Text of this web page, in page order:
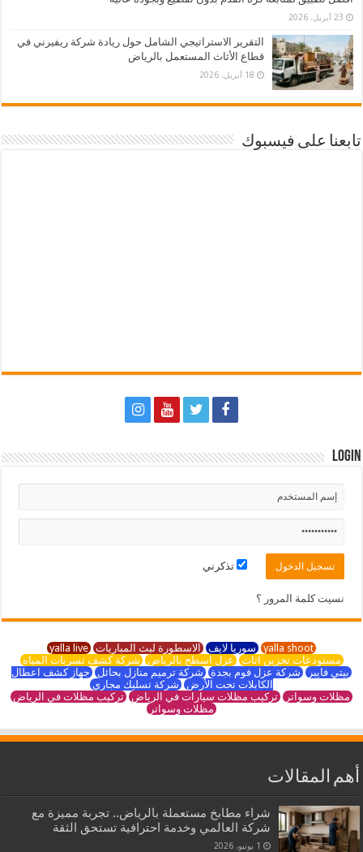
23 أبريل، 2026
التقرير الاستراتيجي الشامل حول ريادة شركة ريفيرني في
قطاع الأثاث المستعمل بالرياض
18 أبريل، 2026
تابعنا على فيسبوك
Login
تذكرني
نسيت كلمة المرور ؟
yalla shoot سوريا لايف الاسطورة لبث المباريات yalla live
مستودعات تخزين اثاث عزل اسطح بالرياض شركة كشف تسربات المياه
بيتي فايبر شركة عزل فوم بجدة شركة ترميم منازل بحائل جهاز كشف اعطال
الكابلات تحت الأرض شركة تسليك مجاري
مظلات وسواتر تركيب مظلات سيارات في الرياض تركيب مظلات في الرياض
مظلات وسواتر
أهم المقالات
شراء مطابخ مستعملة بالرياض.. تجربة مميزة مع
شركة العالمي وخدمة احترافية تستحق الثقة
1 يونيو، 2026